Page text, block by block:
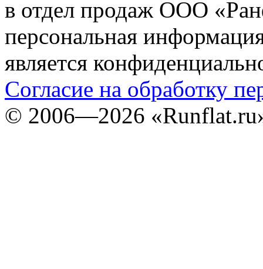
в отдел продаж ООО
персональная
является
Согласие на обработку
© 2006—2026